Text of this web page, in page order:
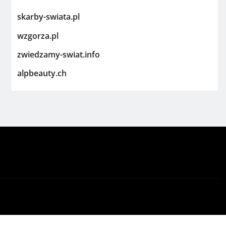
skarby-swiata.pl
wzgorza.pl
zwiedzamy-swiat.info
alpbeauty.ch